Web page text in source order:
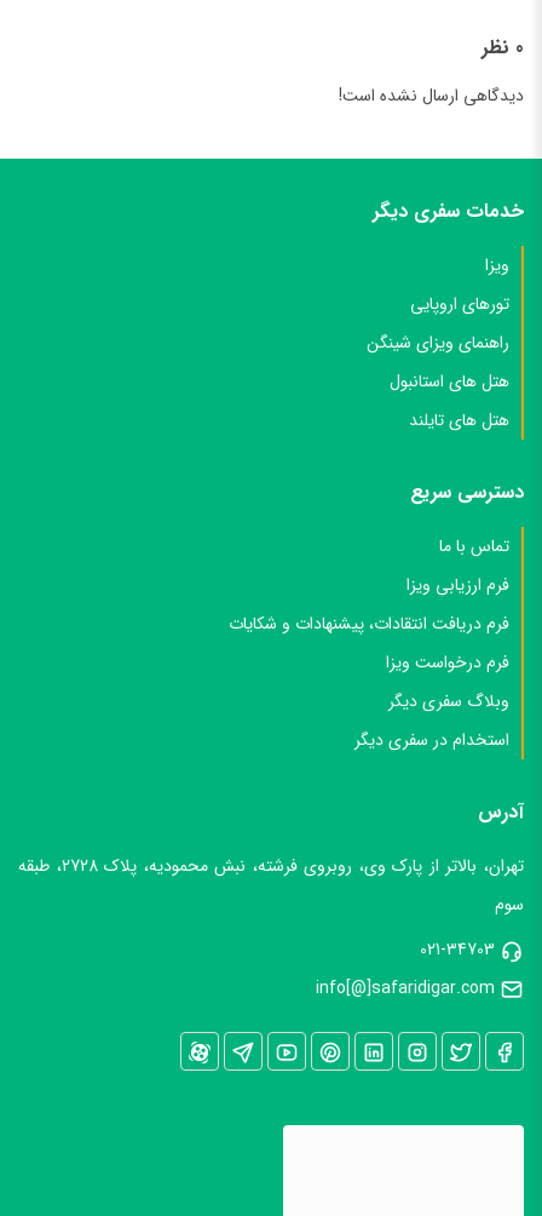
0 نظر
دیدگاهی ارسال نشده است!
خدمات سفری دیگر
ویزا
تورهای اروپایی
راهنمای ویزای شینگن
هتل های استانبول
هتل های تایلند
دسترسی سریع
تماس با ما
فرم ارزیابی ویزا
فرم دریافت انتقادات، پیشنهادات و شکایات
فرم درخواست ویزا
وبلاگ سفری دیگر
استخدام در سفری دیگر
آدرس
تهران، بالاتر از پارک وی، روبروی فرشته، نبش محمودیه، پلاک 2728، طبقه
سوم
021-34703
info[@]safaridigar.com